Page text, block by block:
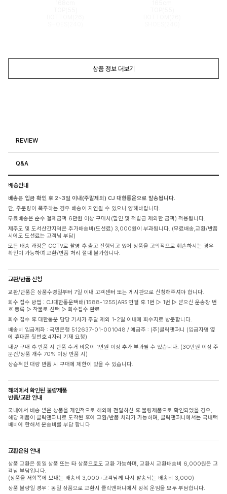
상품 정보 더보기
REVIEW
Q&A
배송안내
배송은 입금 확인 후 2~3일 이내(주말제외) CJ 대한통운으로 발송됩니다.
단, 주문량이 폭주하는 경우 배송이 지연될 수 있으니 양해바랍니다.
무료배송은 순수 결제금액 6만원 이상 구매시(할인 및 적립금 제외한 금액) 적용됩니다.
제주도 및 도서산간지역은 추가배송비(도선료) 3,000원이 부과됩니다. (무료배송,교환/반품
시에도 도선료는 고객님 부담)
모든 배송 과정은 CCTV로 촬영 후 출고 진행되고 있어 상품을 고의적으로 훼손하시는 경우
확인이 가능하며 교환/반품 처리 절대 불가합니다.
교환/반품 신청
교환/반품은 상품수령일부터 7일 이내 고객센터 또는 게시판으로 신청해주셔야 합니다.
회수 접수 방법 : CJ대한통운택배(1588-1255)ARS 연결 후 1번 ▷ 1번 ▷ 받으신 운송장 번
호 등록 ▷ 착불로 선택 ▷ 회수접수 완료
회수 접수 후 대한통운 담당 기사가 주말 제외 1-2일 이내에 회수지로 방문합니다.
배송비 입금계좌 : 국민은행 512637-01-001048 / 예금주 : (주)클릭앤퍼니 (입금자명 옆
에 휴대폰 뒷번호 4자리 기재 요청)
대량 구매 후 반품 시 반품 수거 비용이 1만원 이상 추가 부과될 수 있습니다. (30만원 이상 주
문건/상품 개수 70% 이상 반품 시)
상습적인 대량 반품 시 구매에 제한이 있을 수 있습니다.
해외에서 확인된 불량제품
반품/교환 안내
국내에서 배송 받은 상품을 개인적으로 해외에 전달하신 후 불량제품으로 확인되었을 경우,
해당 제품이 클릭앤퍼니로 도착된 후에 교환/반품 처리가 가능하며, 클릭앤퍼니에서는 국내택
배비에 한해서 운송비를 부담 합니다
교환운임 안내
상품 교환은 동일 상품 또는 타 상품으로도 교환 가능하며, 교환시 교환배송비 6,000원은 고
객님 부담입니다.
(상품을 저희쪽에 보내는 배송비 3,000+고객님께 다시 발송되는 배송비 3,000)
상품 불량일 경우 : 동일 상품으로 교환시 클릭앤퍼니에서 왕복 운임을 모두 부담합니다.